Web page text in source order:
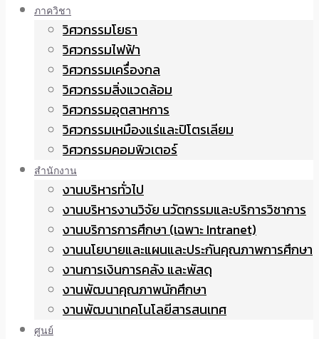
ภาควิชา
วิศวกรรมโยธา
วิศวกรรมไฟฟ้า
วิศวกรรมเครื่องกล
วิศวกรรมสิ่งแวดล้อม
วิศวกรรมอุตสาหการ
วิศวกรรมเหมืองแร่และปิโตรเลียม
วิศวกรรมคอมพิวเตอร์
สำนักงาน
งานบริหารทั่วไป
งานบริหารงานวิจัย นวัตกรรมและบริการวิชาการ
งานบริการการศึกษา (เฉพาะ Intranet)
งานนโยบายและแผนและประกันคุณภาพการศึกษา
งานการเงินการคลัง และพัสดุ
งานพัฒนาคุณภาพนักศึกษา
งานพัฒนาเทคโนโลยีสารสนเทศ
ศูนย์